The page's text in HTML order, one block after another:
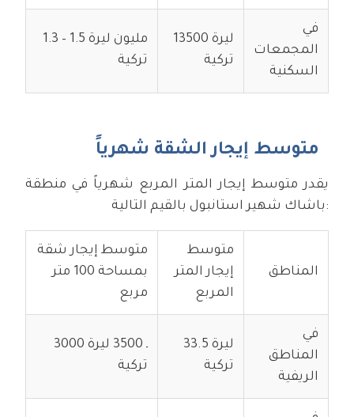
في
المجمعات
السكنية
13500 ليرة
تركية
1.3 – 1.5 مليون ليرة
تركية
يقدر متوسط إيجار المتر المربع شهرياً في منطقة
باشاك شهير استانبول بالقيم التالية:
المناطق
متوسط
إيجار المتر
المربع
متوسط إيجار شقة
بمساحة 100 متر
مربع
في
المناطق
الريفية
33.5 ليرة
تركية
3000 ـ 3500 ليرة
تركية